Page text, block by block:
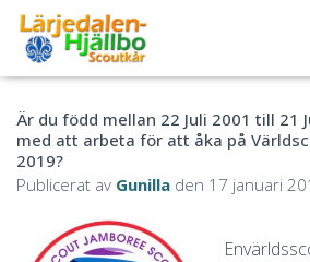
Är du född mellan 22 Juli 2001 till 21
med att arbeta för att åka på
2019?
Publicerat av Gunilla den 17 januari